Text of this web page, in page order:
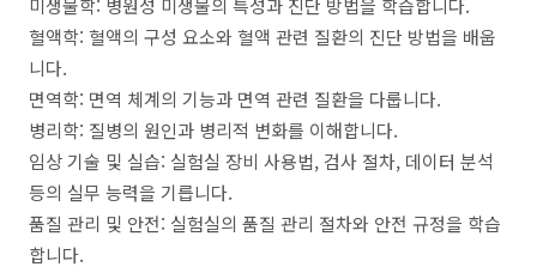
미생물학: 병원성 미생물의 특성과 진단 방법을 학습합니다.
혈액학: 혈액의 구성 요소와 혈액 관련 질환의 진단 방법을 배웁
니다.
면역학: 면역 체계의 기능과 면역 관련 질환을 다룹니다.
병리학: 질병의 원인과 병리적 변화를 이해합니다.
임상 기술 및 실습: 실험실 장비 사용법, 검사 절차, 데이터 분석
등의 실무 능력을 기릅니다.
품질 관리 및 안전: 실험실의 품질 관리 절차와 안전 규정을 학습
합니다.